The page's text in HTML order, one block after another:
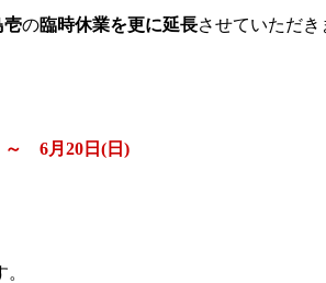
壱の臨時休業を更に延長させていただき
6月20日(日)